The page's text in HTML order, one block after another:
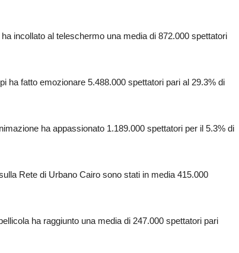
incollato al teleschermo una media di 872.000 spettatori
ha fatto emozionare 5.488.000 spettatori pari al 29.3% di
ha appassionato 1.189.000 spettatori per il 5.3% di
Rete di Urbano Cairo sono stati in media 415.000
ha raggiunto una media di 247.000 spettatori pari